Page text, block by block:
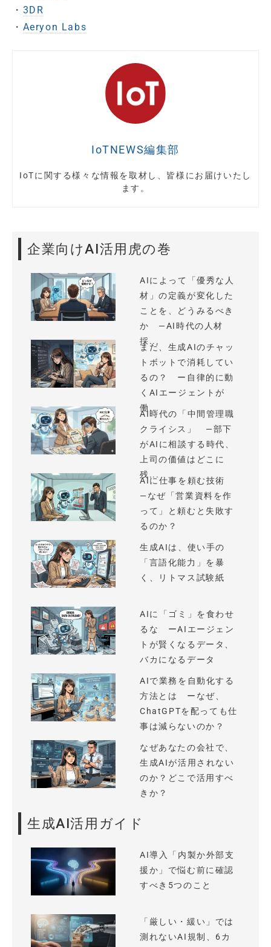
・ 3DR
・ Aeryon Labs
IoTNEWS編集部
IoTに関する様々な情報を取材し、皆様にお届けいたし
ます。
企業向けAI活用虎の巻
AIによって「優秀な人
材」の定義が変化した
ことを、どうみるべき
か —AI時代の人材
採...
まだ、生成AIのチャッ
トボットで消耗してい
るの？ ー自律的に動
くAIエージェントが
働...
AI時代の「中間管理職
クライシス」 —部下
がAIに相談する時代、
上司の価値はどこに
残...
AIに仕事を頼む技術
—なぜ「営業資料を作
って」と頼むと失敗す
るのか？
生成AIは、使い手の
「言語化能力」を暴
く、リトマス試験紙
AIに「ゴミ」を食わせ
るな ーAIエージェン
トが賢くなるデータ、
バカになるデータ
AIで業務を自動化する
方法とは ーなぜ、
ChatGPTを配っても仕
事は減らないのか？
なぜあなたの会社で、
生成AIが活用されない
のか？どこで活用すべ
きか？
生成AI活用ガイド
AI導入「内製か外部支
援か」で悩む前に確認
すべき5つのこと
「厳しい・緩い」では
測れないAI規制、6カ